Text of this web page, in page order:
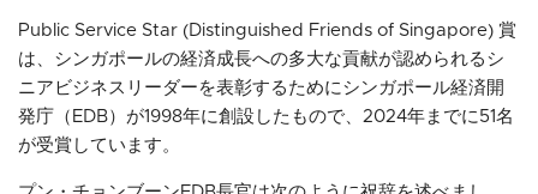
Public Service Star (Distinguished Friends of Singapore) 賞
は、シンガポールの経済成長への多大な貢献が認められるシ
ニアビジネスリーダーを表彰するためにシンガポール経済開
発庁（EDB）が1998年に創設したもので、2024年までに51名
が受賞しています。